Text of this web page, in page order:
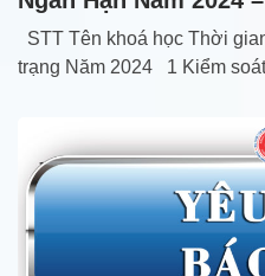
STT Tên khoá học Thời
trạng Năm 2024 1 Kiểm